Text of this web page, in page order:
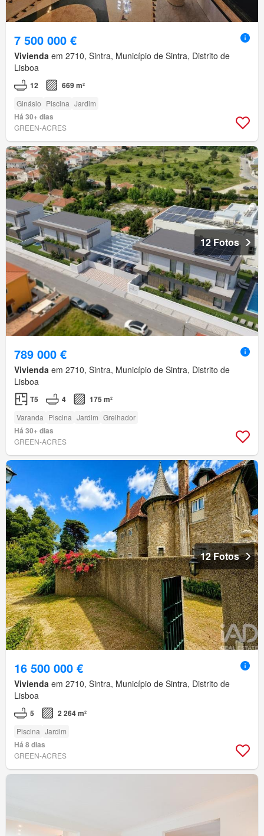
7 500 000 €
Vivienda em 2710, Sintra, Município de Sintra, Distrito de
Lisboa
12 669 m²
Ginásio Piscina Jardim
Há 30+ dias
GREEN-ACRES
12 Fotos
789 000 €
Vivienda em 2710, Sintra, Município de Sintra, Distrito de
Lisboa
T5 4 175 m²
Varanda Piscina Jardim Grelhador
Há 30+ dias
GREEN-ACRES
12 Fotos
16 500 000 €
Vivienda em 2710, Sintra, Município de Sintra, Distrito de
Lisboa
5 2 264 m²
Piscina Jardim
Há 8 dias
GREEN-ACRES